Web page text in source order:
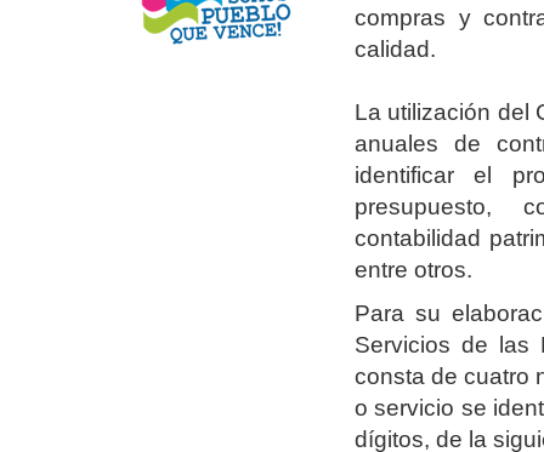
compras y
calidad.
La utilización del
anuales de
identificar el
presupuesto,
contabilidad
entre otros.
Para su
Servicios de las
consta de cuatro
o servicio se
dígitos, de la